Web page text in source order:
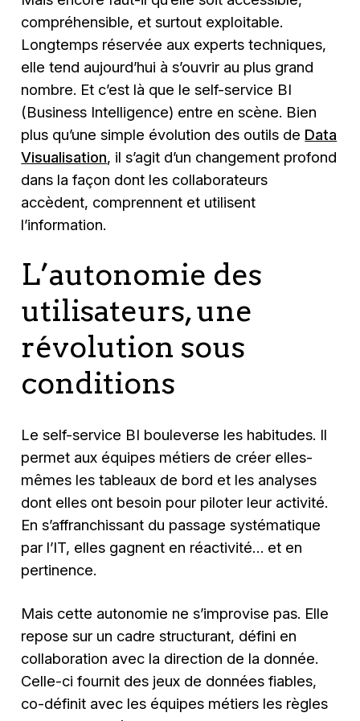
compréhensible, et surtout exploitable.
Longtemps réservée aux experts techniques,
elle tend aujourd’hui à s’ouvrir au plus grand
nombre. Et c’est là que le self-service BI
(Business Intelligence) entre en scène. Bien
plus qu’une simple évolution des outils de Data
Visualisation, il s’agit d’un changement profond
dans la façon dont les collaborateurs
accèdent, comprennent et utilisent
l’information.
L’autonomie des
utilisateurs, une
révolution sous
conditions
Le self-service BI bouleverse les habitudes. Il
permet aux équipes métiers de créer elles-
mêmes les tableaux de bord et les analyses
dont elles ont besoin pour piloter leur activité.
En s’affranchissant du passage systématique
par l’IT, elles gagnent en réactivité… et en
pertinence.
Mais cette autonomie ne s’improvise pas. Elle
repose sur un cadre structurant, défini en
collaboration avec la direction de la donnée.
Celle-ci fournit des jeux de données fiables,
co-définit avec les équipes métiers les règles